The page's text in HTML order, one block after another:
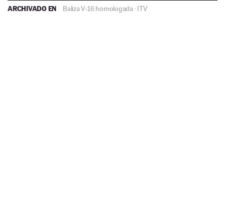
ARCHIVADO EN Baliza V-16 homologada·ITV